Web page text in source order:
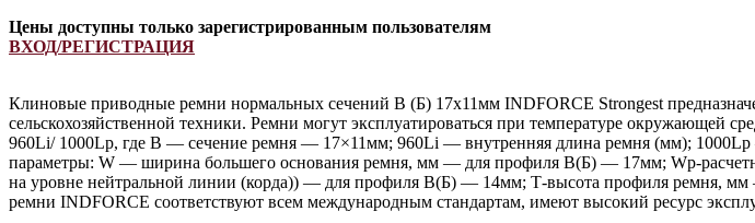
Цены доступны только зарегистрированным пользователям
ВХОД/РЕГИСТРАЦИЯ
Клиновые приводные ремни нормальных сечений B (Б) 17х11мм INDFORCE Strongest
сельскохозяйственной техники. Ремни могут эксплуатироваться при температуре окружающей
960Li/ 1000Lp, где B — сечение ремня — 17×11мм; 960Li — внутренняя длина ремня (мм);
параметры: W — ширина большего основания ремня, мм — для профиля B(Б) — 17мм; Wp-
на уровне нейтральной линии (корда)) — для профиля B(Б) — 14мм; Т-высота профиля ремня,
ремни INDFORCE соответствуют всем международным стандартам, имеют высокий ресурс